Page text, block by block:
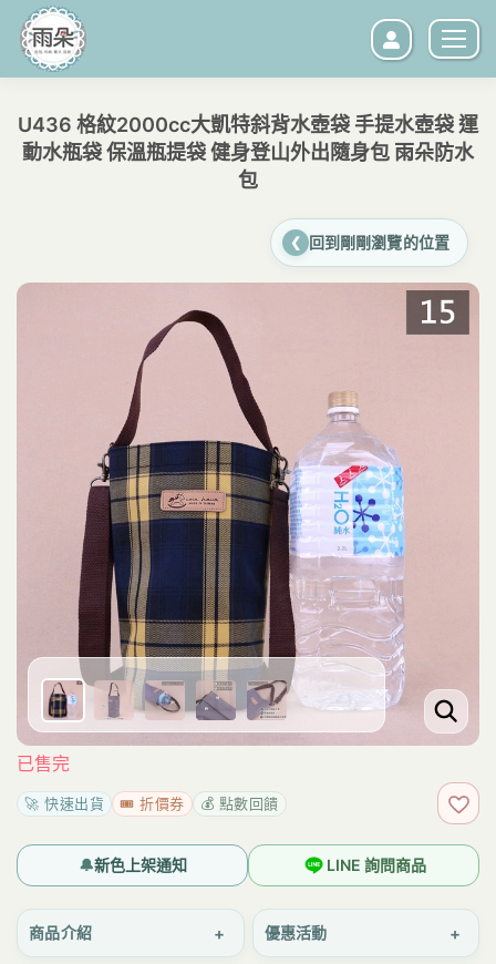
U436 格紋2000cc大凱特斜背水壺袋 手提水壺袋 運
動水瓶袋 保溫瓶提袋 健身登山外出隨身包 雨朵防水
包
❮ 回到剛剛瀏覽的位置
已售完
🚀 快速出貨 🎟️ 折價券 💰 點數回饋 加
LINE 詢問商品
🔔新色上架通知
商品介紹 + 優惠活動 +